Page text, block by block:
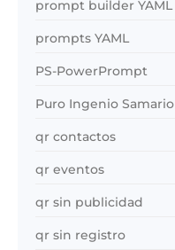
prompt builder YAML
prompts YAML
PS-PowerPrompt
Puro Ingenio Samario
qr contactos
qr eventos
qr sin publicidad
qr sin registro